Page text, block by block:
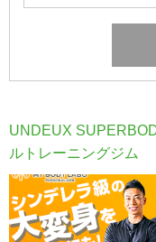
UNDEUX
ルトレーニングジム